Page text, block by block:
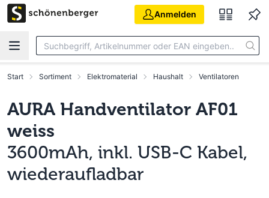
Zum Hauptinhalt springen
Anmelden
Start Sortiment Elektromaterial Haushalt Ventilatoren
AURA Handventilator AF01
weiss
3600mAh, inkl. USB-C Kabel,
wiederaufladbar